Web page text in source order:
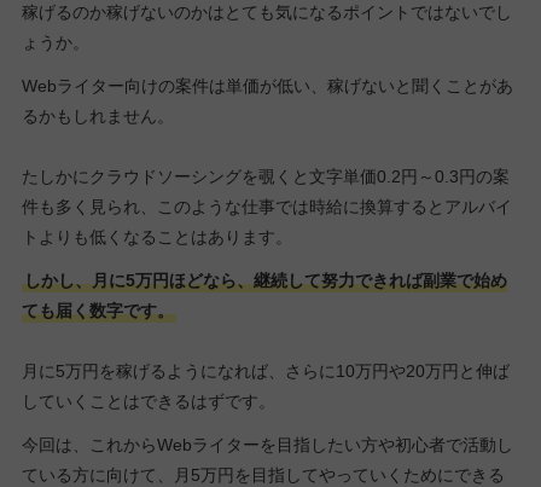
稼げるのか稼げないのかはとても気になるポイントではないでし
ょうか。
Webライター向けの案件は単価が低い、稼げないと聞くことがあ
るかもしれません。
たしかにクラウドソーシングを覗くと文字単価0.2円～0.3円の案
件も多く見られ、このような仕事では時給に換算するとアルバイ
トよりも低くなることはあります。
しかし、月に5万円ほどなら、継続して努力できれば副業で始め
ても届く数字です。
月に5万円を稼げるようになれば、さらに10万円や20万円と伸ば
していくことはできるはずです。
今回は、これからWebライターを目指したい方や初心者で活動し
ている方に向けて、月5万円を目指してやっていくためにできる